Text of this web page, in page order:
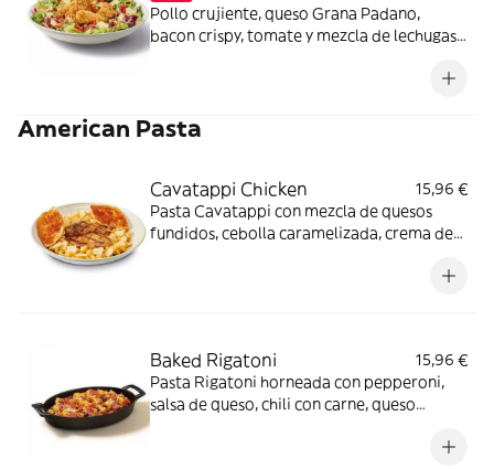
Pollo crujiente, queso Grana Padano,
bacon crispy, tomate y mezcla de lechugas
American Pasta
Cavatappi Chicken
15,96 €
Pasta Cavatappi con mezcla de quesos
fundidos, cebolla caramelizada, crema de
Baked Rigatoni
15,96 €
Pasta Rigatoni horneada con pepperoni,
salsa de queso, chili con carne, queso